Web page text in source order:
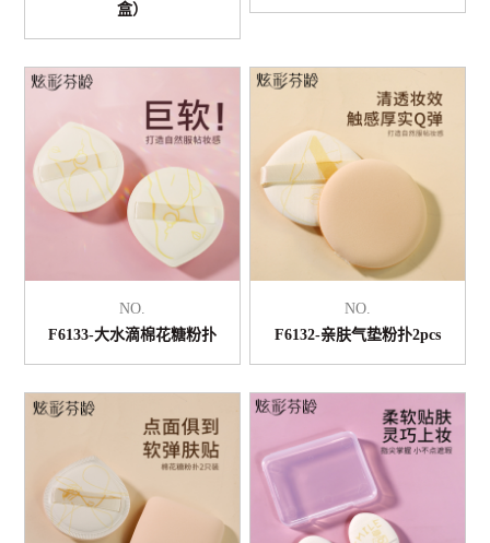
盒）
NO.
F6133-大水滴棉花糖粉扑
NO.
F6132-亲肤气垫粉扑2pcs